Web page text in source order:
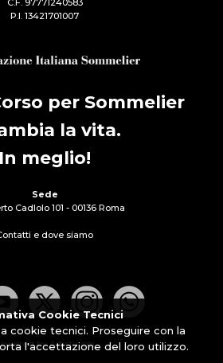
P.I. 13421701007
per Sommelier
la vita.
In meglio!
Sede
Cadlolo 101 - 00136 Roma
e dove siamo
by Artisticom
Cookie Tecnici
cookie tecnici. Proseguire con la
l'accettazione del loro utilizzo.